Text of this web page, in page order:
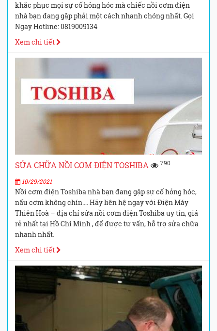
khắc phục mọi sự cố hỏng hóc mà chiếc nồi cơm điện
nhà bạn đang gặp phải một cách nhanh chóng nhất. Gọi
Ngay Hotline: 0819009134
Xem chi tiết
SỬA CHỮA NỒI CƠM ĐIỆN TOSHIBA 790
10/29/2021
Nồi cơm điện Toshiba nhà bạn đang gặp sự cố hỏng hóc,
nấu cơm không chín…. Hãy liên hệ ngay với Điện Máy
Thiên Hoà – địa chỉ sửa nồi cơm điện Toshiba uy tín, giá
rẻ nhất tại Hồ Chí Minh , để được tư vấn, hỗ trợ sửa chữa
nhanh nhất.
Xem chi tiết